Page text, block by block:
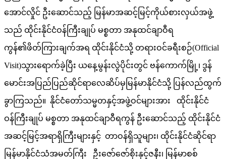
အောင်လှိုင် ဦးဆောင်သည့် မြန်မာအဆင့်မြင့်ကိုယ်စားလှယ်အဖွဲ့
သည် ထိုင်းနိုင်ငံဝန်ကြီးချုပ် မစ္စတာ အနုထင်ချာဝီရ
ကွန်၏ဖိတ်ကြားချက်အရ ထိုင်းနိုင်ငံသို့ တရားဝင်ခရီးစဉ်(Official
Visit)သွားရောက်ခဲ့ပြီး ယနေ့မွန်းလွဲပိုင်းတွင် ဗန်ကောက်မြို့၊ ဒွန်
မောင်းအပြည်ပြည်ဆိုင်ရာလေဆိပ်မှမြန်မာနိုင်ငံသို့ ပြန်လည်ထွက်
ခွာကြသည်။ နိုင်ငံတော်သမ္မတနှင့်အဖွဲ့ဝင်များအား ထိုင်းနိုင်ငံ
ဝန်ကြီးချုပ် မစ္စတာ အနုထင်ချာဝီရကွန် ဦးဆောင်သည့် ထိုင်းနိုင်ငံ
အဆင့်မြင့်အရာရှိကြီးများနှင့် တာဝန်ရှိသူများ၊ ထိုင်းနိုင်ငံဆိုင်ရာ
မြန်မာနိုင်ငံသံအမတ်ကြီး ဦးဇော်ဇော်စိုးနှင့်ဇနီး၊ မြန်မာစစ်